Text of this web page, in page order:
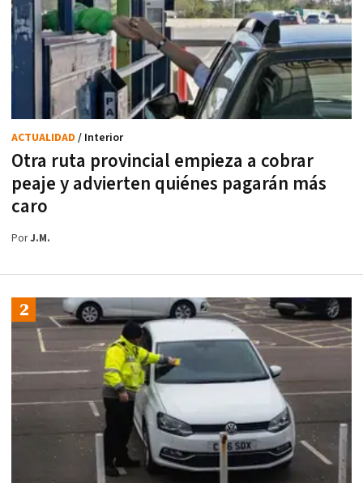
Otra ruta provincial empieza a cobrar
peaje y advierten quiénes pagarán más
caro
ACTUALIDAD / Interior
PorJ.M.